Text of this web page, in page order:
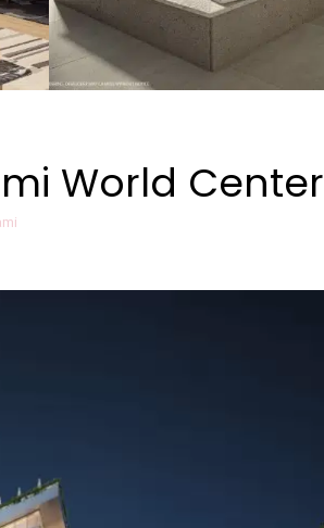
World Center